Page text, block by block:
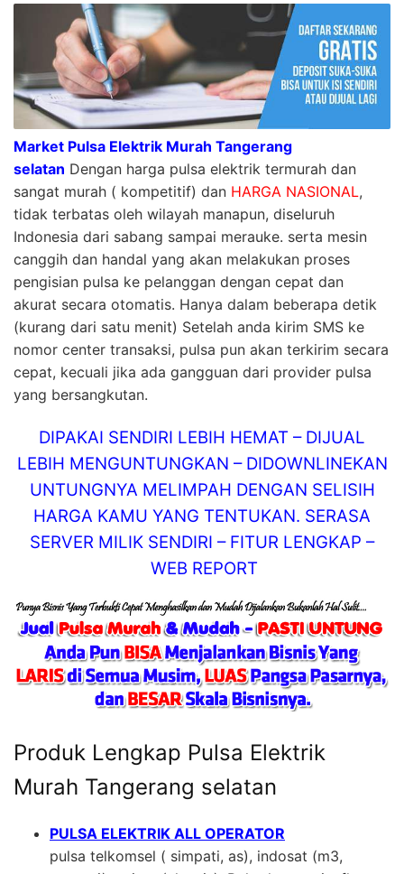
Market Pulsa Elektrik Murah Tangerang
selatan Dengan harga pulsa elektrik termurah dan
sangat murah ( kompetitif) dan HARGA NASIONAL,
tidak terbatas oleh wilayah manapun, diseluruh
Indonesia dari sabang sampai merauke. serta mesin
canggih dan handal yang akan melakukan proses
pengisian pulsa ke pelanggan dengan cepat dan
akurat secara otomatis. Hanya dalam beberapa detik
(kurang dari satu menit) Setelah anda kirim SMS ke
nomor center transaksi, pulsa pun akan terkirim secara
cepat, kecuali jika ada gangguan dari provider pulsa
yang bersangkutan.
DIPAKAI SENDIRI LEBIH HEMAT – DIJUAL
LEBIH MENGUNTUNGKAN – DIDOWNLINEKAN
UNTUNGNYA MELIMPAH DENGAN SELISIH
HARGA KAMU YANG TENTUKAN. SERASA
SERVER MILIK SENDIRI – FITUR LENGKAP –
WEB REPORT
Produk Lengkap Pulsa Elektrik
Murah Tangerang selatan
PULSA ELEKTRIK ALL OPERATOR
pulsa telkomsel ( simpati, as), indosat (m3,